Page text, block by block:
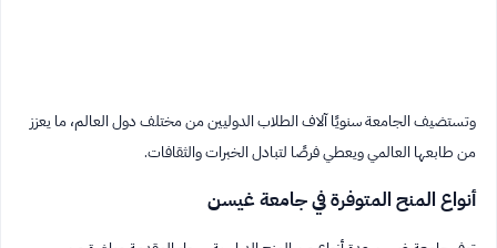
وتستضيف الجامعة سنويًا آلاف الطلاب الدوليين من مختلف دول العالم، ما يعزز
من طابعها العالمي ويعطي فرصًا لتبادل الخبرات والثقافات.
أنواع المنح المتوفرة في جامعة غيسن